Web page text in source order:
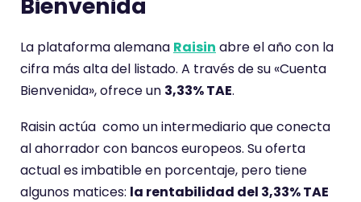
Bienvenida
La plataforma alemana Raisin abre el año con la
cifra más alta del listado. A través de su «Cuenta
Bienvenida», ofrece un 3,33% TAE.
Raisin actúa como un intermediario que conecta
al ahorrador con bancos europeos. Su oferta
actual es imbatible en porcentaje, pero tiene
algunos matices: la rentabilidad del 3,33% TAE